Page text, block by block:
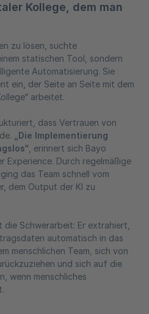
Kollege, dem man
zu lösen, suchte
statischen Tool, sondern
Automatisierung. Sie
ein, der Seite an Seite mit dem
arbeitet.
dass Vertrauen von
„Die Implementierung
, erinnert sich Bayo
Experience. Durch regelmäßige
das Team schnell vom
dem Output der KI zu
Schwerarbeit: Er extrahiert,
automatisch in das
menschlichen Team, sich von
und sich auf die
wenn menschliches